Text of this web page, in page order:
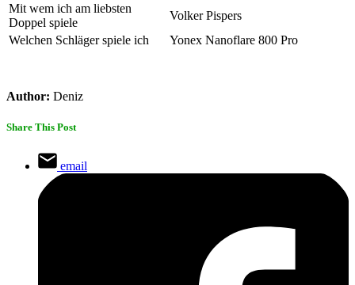
Mit wem ich am liebsten
Doppel spiele
Volker Pispers
Welchen Schläger spiele ich
Yonex Nanoflare 800 Pro
Author: Deniz
Share This Post
email